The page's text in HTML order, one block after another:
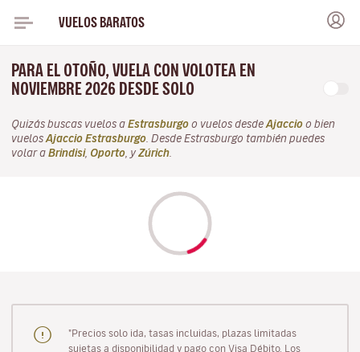
VUELOS BARATOS
PARA EL OTOÑO, VUELA CON VOLOTEA EN
NOVIEMBRE 2026 DESDE SOLO
Quizás buscas vuelos a Estrasburgo o vuelos desde Ajaccio o bien
vuelos Ajaccio Estrasburgo . Desde Estrasburgo también puedes
volar a Brindisi, Oporto , y Zúrich
"Precios solo ida, tasas incluidas, plazas limitadas
sujetas a disponibilidad y pago con Visa Débito. Los